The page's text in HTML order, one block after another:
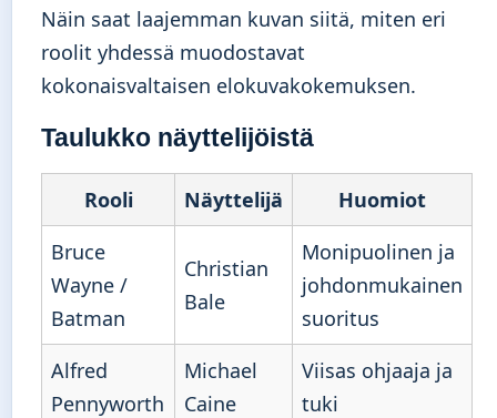
Näin saat laajemman kuvan siitä, miten eri
roolit yhdessä muodostavat
kokonaisvaltaisen elokuvakokemuksen.
Taulukko näyttelijöistä
Rooli Näyttelijä
Huomiot
Bruce
Wayne /
Batman
Christian
Bale
Monipuolinen ja
johdonmukainen
suoritus
Alfred
Pennyworth
Michael
Caine
Viisas ohjaaja ja
tuki